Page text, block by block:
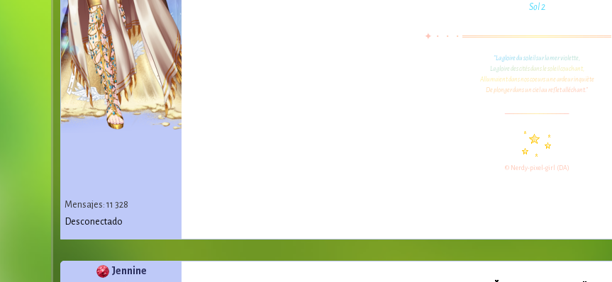
Mensajes: 11 328
Sol 2
✦ ・ ・ ・ ═════════════════════
"Lagloiredu soleilsurlamer viole tte
Lagl oire descitésdansle soleilcouchant,
Allumaientdansnoscoeursune ardeurinquiète
De plongerdansun cielau re fletalléchant "
© Nerdy-pixel-girl (DA)
Desconectado
Jennine